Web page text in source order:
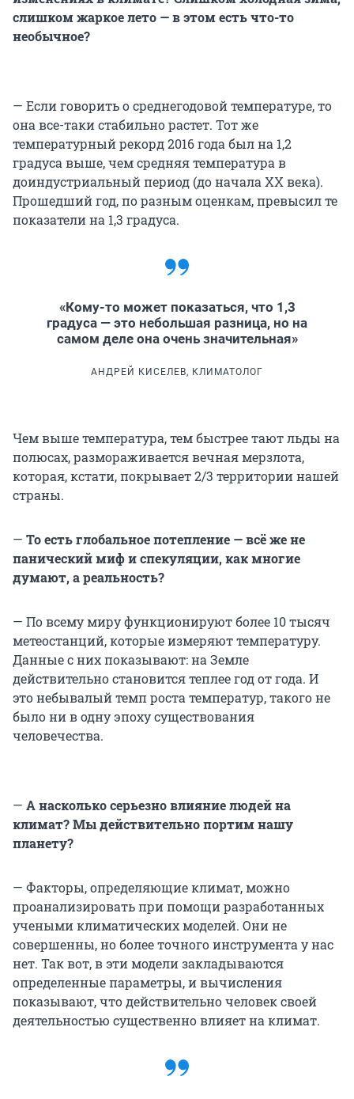
слишком жаркое лето — в этом есть что-то
необычное?
— Если говорить о среднегодовой температуре, то
она все-таки стабильно растет. Тот же
температурный рекорд 2016 года был на 1,2
градуса выше, чем средняя температура в
доиндустриальный период (до начала ХХ века).
Прошедший год, по разным оценкам, превысил те
показатели на 1,3 градуса.
«Кому-то может показаться, что 1,3
градуса — это небольшая разница, но на
самом деле она очень значительная»
АНДРЕЙ КИСЕЛЕВ, КЛИМАТОЛОГ
Чем выше температура, тем быстрее тают льды на
полюсах, размораживается вечная мерзлота,
которая, кстати, покрывает 2/3 территории нашей
страны.
— То есть глобальное потепление — всё же не
панический миф и спекуляции, как многие
думают, а реальность?
— По всему миру функционируют более 10 тысяч
метеостанций, которые измеряют температуру.
Данные с них показывают: на Земле
действительно становится теплее год от года. И
это небывалый темп роста температур, такого не
было ни в одну эпоху существования
человечества.
— А насколько серьезно влияние людей на
климат? Мы действительно портим нашу
планету?
— Факторы, определяющие климат, можно
проанализировать при помощи разработанных
учеными климатических моделей. Они не
совершенны, но более точного инструмента у нас
нет. Так вот, в эти модели закладываются
определенные параметры, и вычисления
показывают, что действительно человек своей
деятельностью существенно влияет на климат.